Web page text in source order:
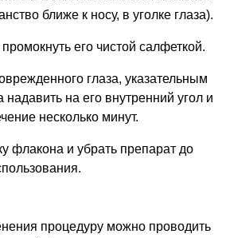
ближе к носу, в уголке глаза).
его чистой салфеткой.
глаза, указательным
надавить на его внутренний угол и
несколько минут.
флакона и убрать препарат до
процедуру можно проводить